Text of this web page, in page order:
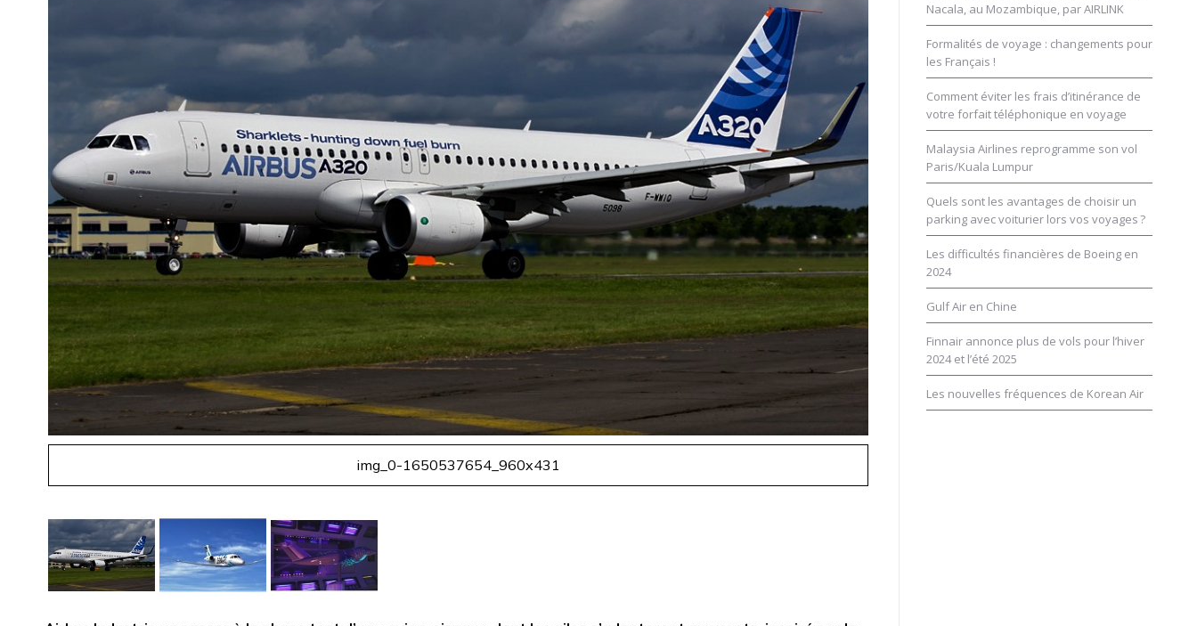
img_0-1650537654_960x431
Nacala, au Mozambique, par AIRLINK
Formalités de voyage : changements pour
les Français !
Comment éviter les frais d’itinérance de
votre forfait téléphonique en voyage
Malaysia Airlines reprogramme son vol
Paris/Kuala Lumpur
Quels sont les avantages de choisir un
parking avec voiturier lors vos voyages ?
Les difficultés financières de Boeing en
2024
Gulf Air en Chine
Finnair annonce plus de vols pour l’hiver
2024 et l’été 2025
Les nouvelles fréquences de Korean Air